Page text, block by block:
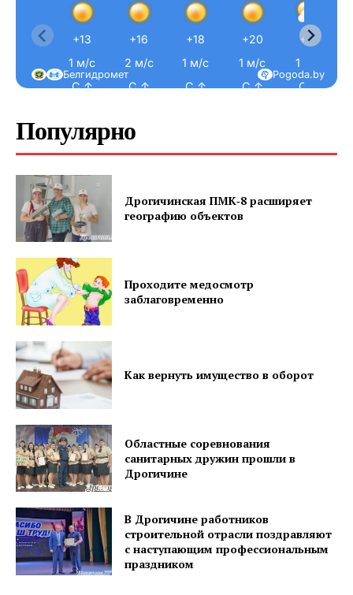
"Драгічынскі Веснік"
+13
1 м/с
С ↑
+16
2 м/с
С ↑
+18
1 м/с
С ↑
+20
1 м/с
С ↑
+21
1 м/с
С ↑
Pogoda.by
Белгидромет
Популярно
Дрогичинская ПМК‑8 расширяет
географию объектов
Проходите медосмотр
заблаговременно
Как вернуть имущество в оборот
Областные соревнования
санитарных дружин прошли в
Дрогичине
В Дрогичине работников
строительной отрасли поздравляют
с наступающим профессиональным
праздником